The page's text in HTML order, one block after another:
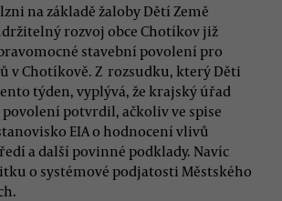
na základě žaloby Dětí Země
rozvoj obce Chotíkov již
stavební povolení pro
v Chotíkově. Z rozsudku, který Děti
týden, vyplývá, že krajský úřad
povolení potvrdil, ačkoliv ve spise
EIA o hodnocení vlivů
a další povinné podklady. Navíc
o systémové podjatosti Městského